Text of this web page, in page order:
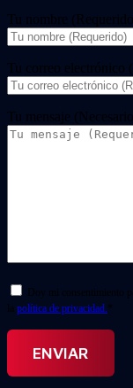
Tu nombre
Tu correo electrónico
Tu mensaje
Doy mi consentimiento
la política de privacidad. *